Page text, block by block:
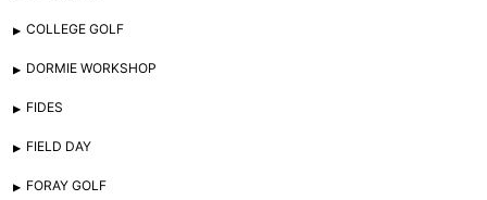
COLLEGE GOLF
DORMIE WORKSHOP
FIDES
FIELD DAY
FORAY GOLF